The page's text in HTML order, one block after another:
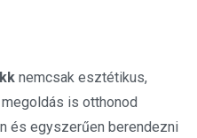
nemcsak esztétikus,
is otthonod
és egyszerűen berendezni